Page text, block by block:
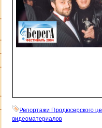
Репортажи Продюсерского
видеоматериалов